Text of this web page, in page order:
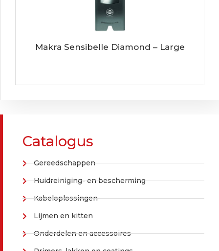
Catalogus
Gereedschappen
Huidreiniging- en bescherming
Kabeloplossingen
Lijmen en kitten
Onderdelen en accessoires
Makra Sensibelle Diamond – Large